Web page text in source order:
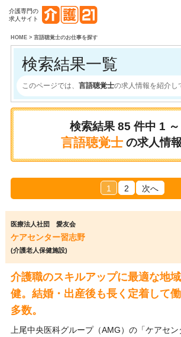
介護専門の
求人サイト
HOME> 言語聴覚士のお仕事を探す
検索結果一覧
このページでは、 言語聴覚士の求人情報を紹介し
検索結果 85 件中 1
言語聴覚士 の求人情
1 2 次へ
医療法人社団 愛友会
ケアセンター習志野
(介護老人保健施設)
介護職のスキルアップに最適な地
健。結婚・出産後も長く定着して
多数。
上尾中央医科グループ（AMG）の「ケアセ